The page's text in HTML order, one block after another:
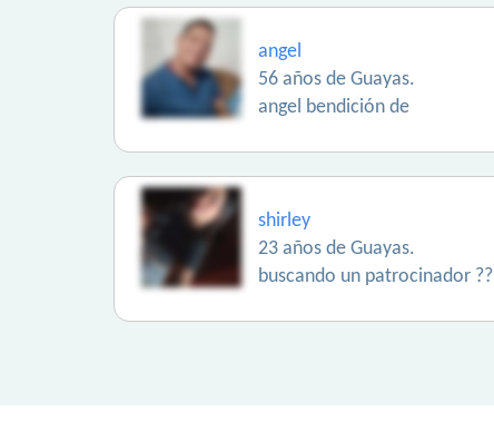
angel
56 años de Guayas.
angel bendición de
shirley
23 años de Guayas.
buscando un patrocinador ??